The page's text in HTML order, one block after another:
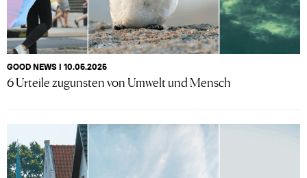
GOOD NEWS I 10.05.2025
6 Urteile zugunsten von Umwelt und Mensch